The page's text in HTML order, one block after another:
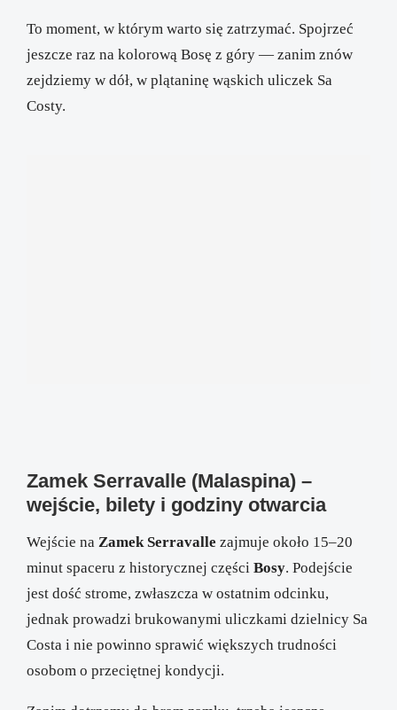
To moment, w którym warto się zatrzymać. Spojrzeć
jeszcze raz na kolorową Bosę z góry — zanim znów
zejdziemy w dół, w plątaninę wąskich uliczek Sa
Costy.
Zamek Serravalle (Malaspina) –
wejście, bilety i godziny otwarcia
Wejście na Zamek Serravalle zajmuje około 15–20
minut spaceru z historycznej części Bosy. Podejście
jest dość strome, zwłaszcza w ostatnim odcinku,
jednak prowadzi brukowanymi uliczkami dzielnicy Sa
Costa i nie powinno sprawić większych trudności
osobom o przeciętnej kondycji.